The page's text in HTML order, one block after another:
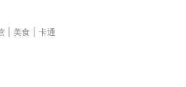
美食
卡通